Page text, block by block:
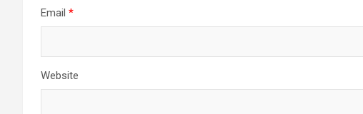
Email *
Website